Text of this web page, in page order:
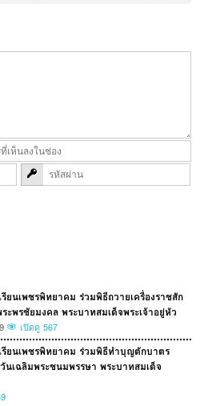
ยนเพชรพิทยาคม ร่วมพิธีถวายเครื่องราชสัก
ะพรชัยมงคล พระบาทสมเด็จพระเจ้าอยู่หัว
เปิดดู 567
รียนเพชรพิทยาคม ร่วมพิธีทำบุญตักบาตร
นเฉลิมพระชนมพรรษา พระบาทสมเด็จ